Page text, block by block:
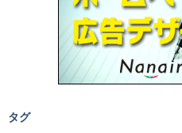
タグ